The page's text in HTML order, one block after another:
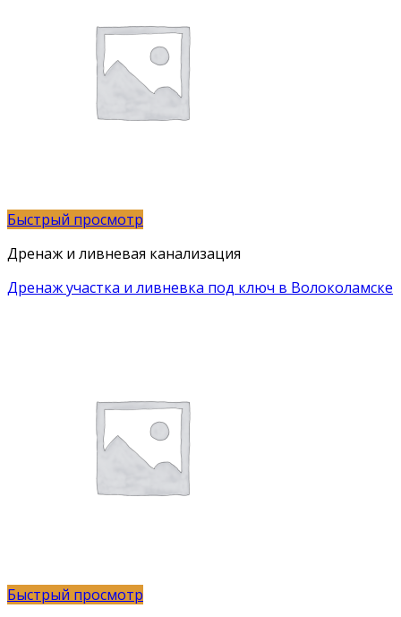
Быстрый просмотр
Дренаж и ливневая канализация
Дренаж участка и ливневка под ключ в Волоколамске
Быстрый просмотр